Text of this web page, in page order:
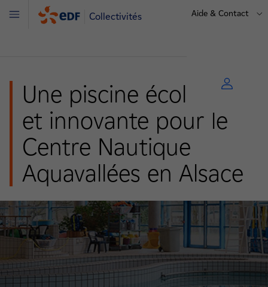
Collectivités Aide & Contact
Menu
Une piscine écologique
et innovante pour le
Centre Nautique
Aquavallées en Alsace